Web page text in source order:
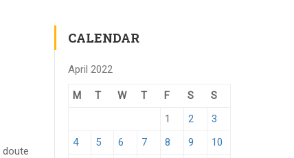
doute
CALENDAR
April 2022
M T W T F S
S
1
2
3
4
5 6 7 8 9
10